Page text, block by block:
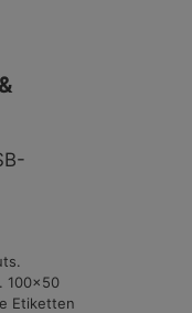
100×50
Etiketten